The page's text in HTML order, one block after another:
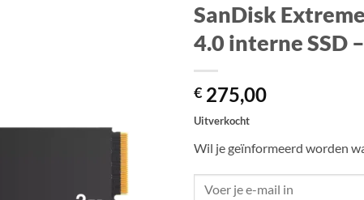
SanDisk
4.0 interne SSD
€ 275,00
Uitverkocht
Wil je geïnformeerd worden